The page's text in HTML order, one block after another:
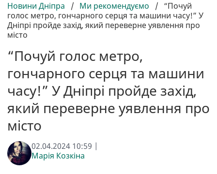
Новини Дніпра / Ми рекомендуємо / “Почуй
голос метро, гончарного серця та машини часу!” У
Дніпрі пройде захід, який переверне уявлення про
місто
“Почуй голос метро,
гончарного серця та машини
часу!” У Дніпрі пройде захід,
який переверне уявлення про
місто
02.04.2024 10:59 |
Марія Козкіна